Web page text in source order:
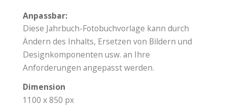
Anpassbar:
Diese Jahrbuch-Fotobuchvorlage kann durch
Ändern des Inhalts, Ersetzen von Bildern und
Designkomponenten usw. an Ihre
Anforderungen angepasst werden.
Dimension
1100 x 850 px